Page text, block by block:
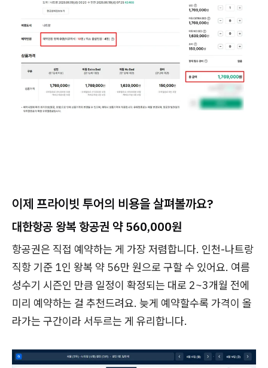
이제 프라이빗 투어의 비용을 살펴볼까요?
대한항공 왕복 항공권 약 560,000원
항공권은 직접 예약하는 게 가장 저렴합니다. 인천-나트랑
직항 기준 1인 왕복 약 56만 원으로 구할 수 있어요. 여름
성수기 시즌인 만큼 일정이 확정되는 대로 2~3개월 전에
미리 예약하는 걸 추천드려요. 늦게 예약할수록 가격이 올
라가는 구간이라 서두르는 게 유리합니다.